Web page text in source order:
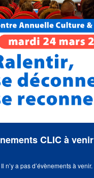
CLIC à venir
Il n’y a pas d’évènements à venir.